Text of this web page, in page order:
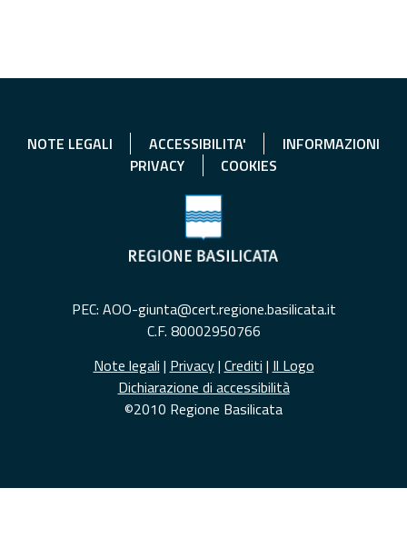
NOTE LEGALI ACCESSIBILITA'
INFORMAZIONI
PRIVACY
COOKIES
PEC: AOO-giunta@cert.regione.basilicata.it
C.F. 80002950766
Note legali | Privacy| Crediti | Il Logo
Dichiarazione di accessibilità
©2010 Regione Basilicata